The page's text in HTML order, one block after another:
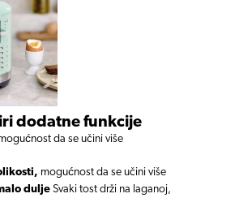
dodatne funkcije
da se učini više
mogućnost da se učini više
dulje Svaki tost drži na laganoj,